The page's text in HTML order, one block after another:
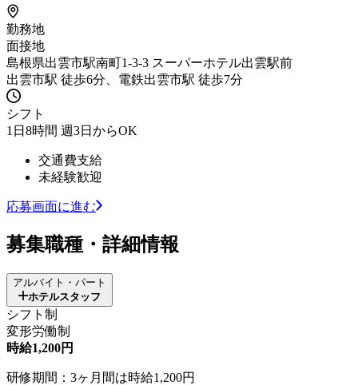
勤務地
面接地
島根県出雲市駅南町1-3-3 スーパーホテル出雲駅前
出雲市駅 徒歩6分、電鉄出雲市駅 徒歩7分
シフト
1日8時間 週3日からOK
交通費支給
未経験歓迎
応募画面に進む
募集職種・詳細情報
アルバイト・パート
ホテルスタッフ
シフト制
変形労働制
時給1,200円
研修期間：3ヶ月間は時給1,200円